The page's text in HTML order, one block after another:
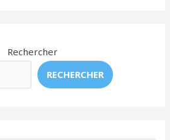
Rechercher
RECHERCHER